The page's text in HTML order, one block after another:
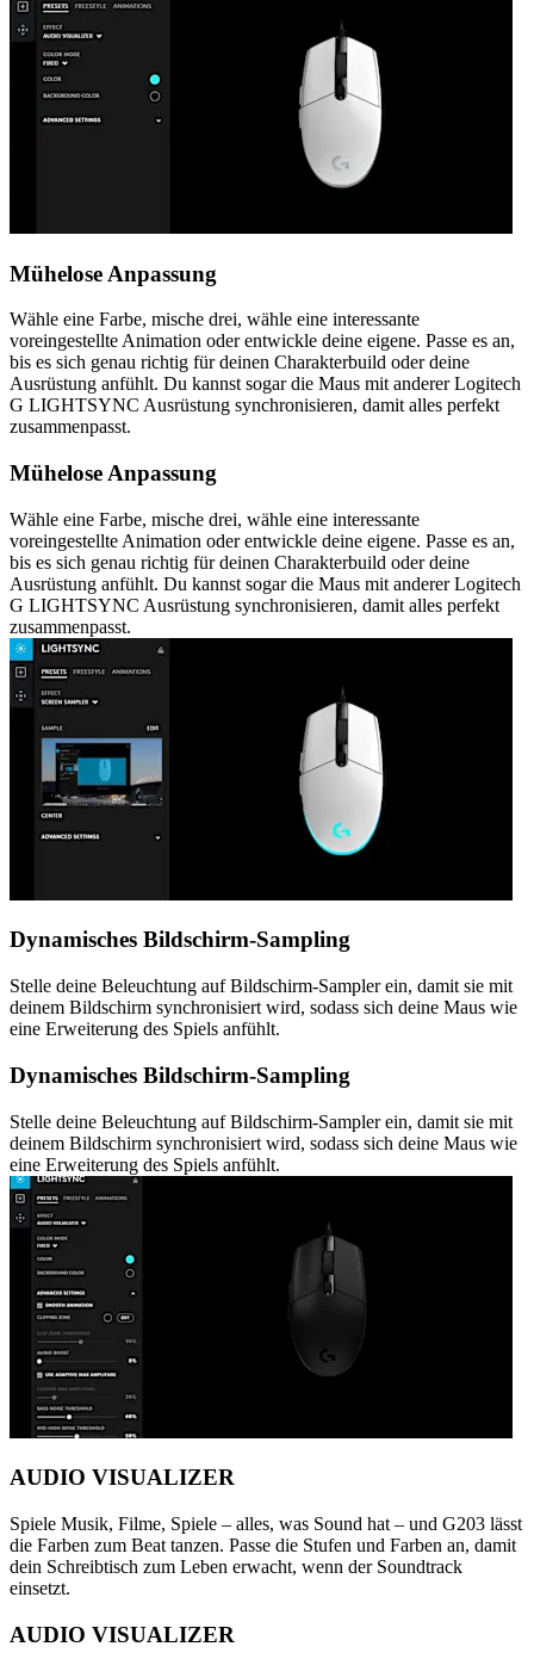
Mühelose Anpassung
Wähle eine Farbe, mische drei, wähle eine interessante
voreingestellte Animation oder entwickle deine eigene. Passe es an,
bis es sich genau richtig für deinen Charakterbuild oder deine
Ausrüstung anfühlt. Du kannst sogar die Maus mit anderer Logitech
G LIGHTSYNC Ausrüstung synchronisieren, damit alles perfekt
zusammenpasst.
Mühelose Anpassung
Wähle eine Farbe, mische drei, wähle eine interessante
voreingestellte Animation oder entwickle deine eigene. Passe es an,
bis es sich genau richtig für deinen Charakterbuild oder deine
Ausrüstung anfühlt. Du kannst sogar die Maus mit anderer Logitech
G LIGHTSYNC Ausrüstung synchronisieren, damit alles perfekt
zusammenpasst.
Dynamisches Bildschirm-Sampling
Stelle deine Beleuchtung auf Bildschirm-Sampler ein, damit sie mit
deinem Bildschirm synchronisiert wird, sodass sich deine Maus wie
eine Erweiterung des Spiels anfühlt.
Dynamisches Bildschirm-Sampling
Stelle deine Beleuchtung auf Bildschirm-Sampler ein, damit sie mit
deinem Bildschirm synchronisiert wird, sodass sich deine Maus wie
eine Erweiterung des Spiels anfühlt.
AUDIO VISUALIZER
Spiele Musik, Filme, Spiele – alles, was Sound hat – und G203 lässt
die Farben zum Beat tanzen. Passe die Stufen und Farben an, damit
dein Schreibtisch zum Leben erwacht, wenn der Soundtrack
einsetzt.
AUDIO VISUALIZER